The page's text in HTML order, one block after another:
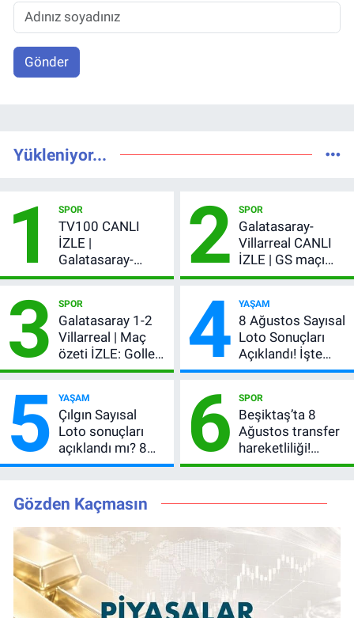
Gönder
Yükleniyor...
1 SPOR
TV100 CANLI
İZLE |
Galatasaray-
Villarreal maçı
şifresiz canlı yayın
2 SPOR
Galatasaray-
Villarreal CANLI
İZLE | GS maçı
hangi kanalda,
3 SPOR
Galatasaray 1-2
Villarreal | Maç
özeti İZLE: Goller
peş peşe geldi,
kırmızı kart gördü!
4 YAŞAM
8 Ağustos Sayısal
Loto Sonuçları
Açıklandı! İşte
Kazandıran 6
5 YAŞAM
Çılgın Sayısal
Loto sonuçları
açıklandı mı? 8
Ağustos 2026
numaralar
6 SPOR
Beşiktaş’ta 8
Ağustos transfer
hareketliliği!
Yönetim 5 bölge
Gözden Kaçmasın